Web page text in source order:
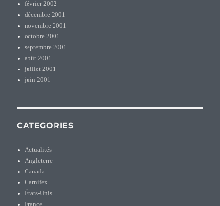
février 2002
décembre 2001
novembre 2001
octobre 2001
septembre 2001
août 2001
juillet 2001
juin 2001
CATEGORIES
Actualités
Angleterre
Canada
Carnifex
États-Unis
France